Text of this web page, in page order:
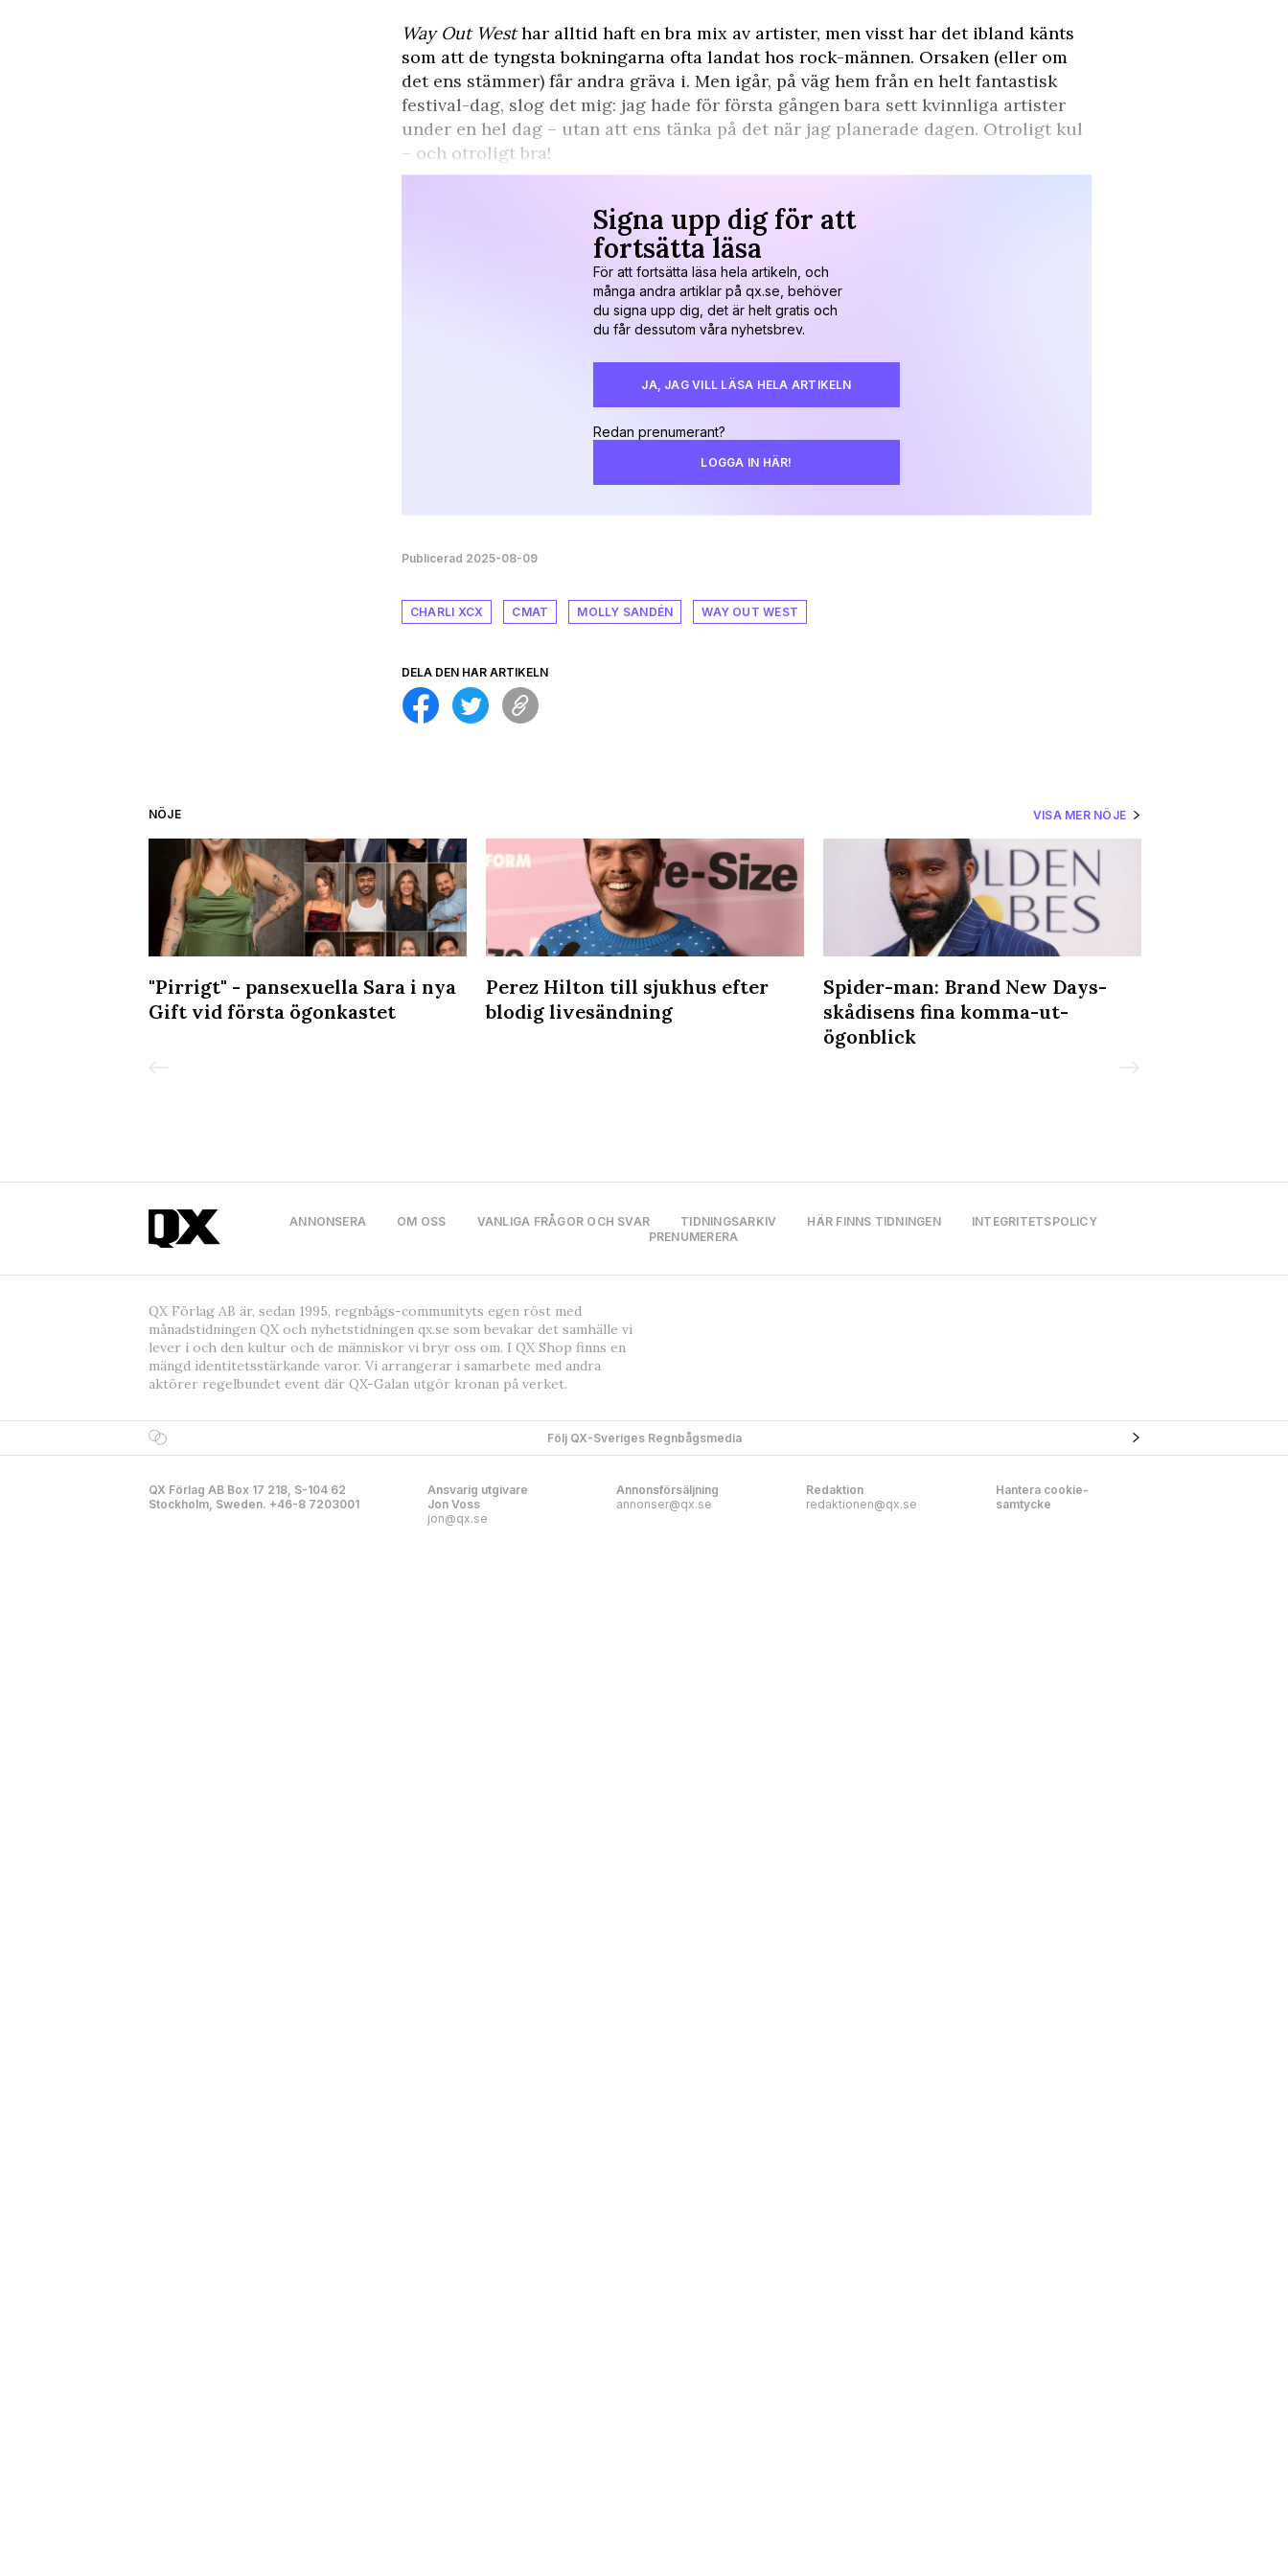
Way Out Westhar alltid haft en bra mix av artister, men visst har det ibland känts
som att de tyngsta bokningarna ofta landat hos rock-männen. Orsaken (eller om
det ens stämmer) får andra gräva i. Men igår, på väg hem från en helt fantastisk
festival-dag, slog det mig: jag hade för första gången bara sett kvinnliga artister
under en hel dag – utan att ens tänka på det när jag planerade dagen. Otroligt kul
– och otroligt bra!
Signa upp dig för att
fortsätta läsa
För att fortsätta läsa hela artikeln, och
många andra artiklar på qx.se, behöver
du signa upp dig, det är helt gratis och
du får dessutom våra nyhetsbrev.
JA, JAG VILL LÄSA HELA ARTIKELN
Redan prenumerant?
LOGGA IN HÄR!
Publicerad 2025-08-09
CHARLI XCX CMAT MOLLY SANDÉN WAY OUT WEST
DELA DEN HÄR ARTIKELN
NÖJE VISA MER NÖJE
"Pirrigt" - pansexuella Sara i nya
Gift vid första ögonkastet
Perez Hilton till sjukhus efter
blodig livesändning
Spider-man: Brand New Days-
skådisens fina komma-ut-
ögonblick
ANNONSERA OM OSS VANLIGA FRÅGOR OCH SVAR TIDNINGSARKIV HÄR FINNS TIDNINGEN
INTEGRITETSPOLICY
PRENUMERERA
QX Förlag AB är, sedan 1995, regnbågs-communityts egen röst med
månadstidningen QX och nyhetstidningen qx.se som bevakar det samhälle vi
lever i och den kultur och de människor vi bryr oss om. I QX Shop finns en
mängd identitetsstärkande varor. Vi arrangerar i samarbete med andra
aktörer regelbundet event där QX-Galan utgör kronan på verket.
Följ QX-Sveriges Regnbågsmedia
QX Förlag AB Box 17 218, S-104 62
Stockholm, Sweden. +46-8 7203001
Ansvarig utgivare
Jon Voss
jon@qx.se
Annonsförsäljning
annonser@qx.se
Redaktion
redaktionen@qx.se
Hantera cookie-
samtycke